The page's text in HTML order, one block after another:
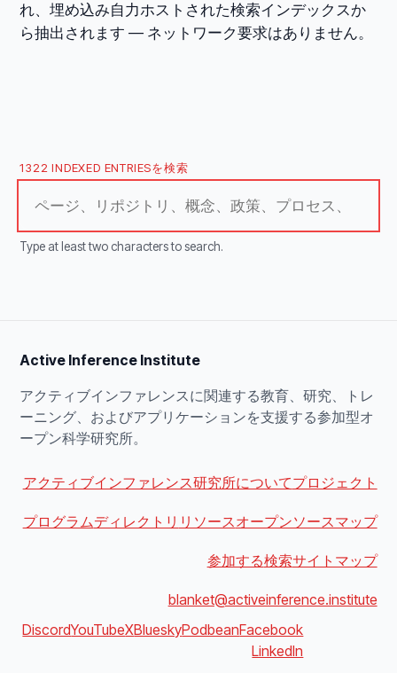
れ、埋め込み自力ホストされた検索インデックスか
ら抽出されます — ネットワーク要求はありません。
1322 INDEXED ENTRIESを検索
Type at least two characters to search.
Active Inference Institute
アクティブインファレンスに関連する教育、研究、トレ
ーニング、およびアプリケーションを支援する参加型オ
ープン科学研究所。
アクティブインファレンス研究所についてプロジェクト
プログラムディレクトリ リソースオープンソースマップ
参加する検索サイトマップ
blanket@activeinference.institute
DiscordYouTubeXBlueskyPodbeanFacebook
LinkedIn